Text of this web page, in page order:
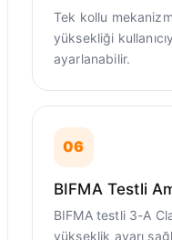
Tek kollu
yüksekliği
ayarlanabilir.
06
BIFMA Testli
BIFMA testli 3-A
yükseklik ayarı